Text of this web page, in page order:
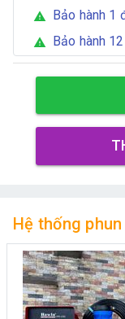
warning Bảo hành 1
warning Bảo hành
Hệ thống